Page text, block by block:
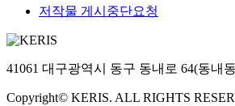
저작물 게시중단요청
41061 대구광역시 동구 동내로 64(동내
Copyright© KERIS. ALL RIGHTS